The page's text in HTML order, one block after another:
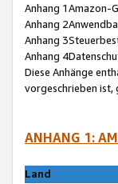
Anhang 1Amazon-
Anhang
Anhang
Anhang
Diese Anhänge
vorgeschrieben ist,
ANHANG 1:
Land